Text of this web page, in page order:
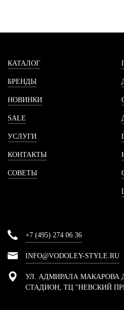
КАТАЛОГ
БРЕНДЫ
НОВИНКИ
SALE
УСЛУГИ
КОНТАКТЫ
СОВЕТЫ
+7 (495) 274 06 36
INFO@VODOLEY-STYLE.RU
УЛ. АДМИРАЛА МАКАРОВА
СТАДИОН, ТЦ "НЕВСКИЙ